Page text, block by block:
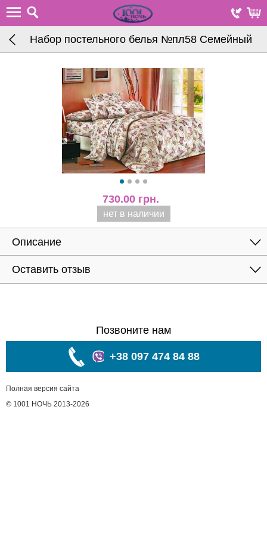
Набор постельного белья №пл58 Семейный
730.00 грн.
нет в наличии
Описание
Оставить отзыв
Позвоните нам
+38 097 474 84 88
Полная версия сайта
© 1001 НОЧЬ 2013-2026